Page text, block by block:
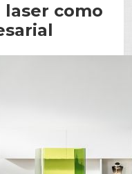
laser como